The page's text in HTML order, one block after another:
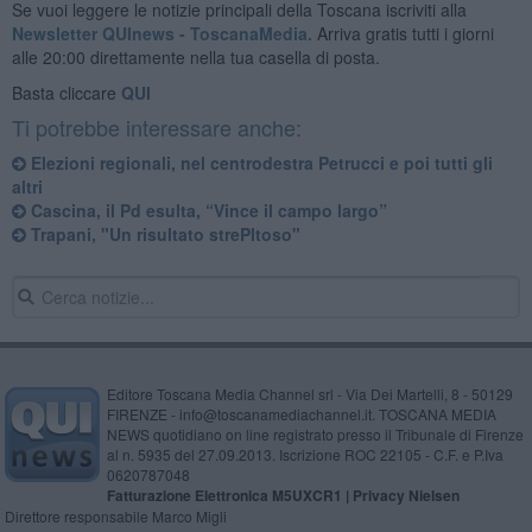
Se vuoi leggere le notizie principali della Toscana iscriviti alla
Newsletter QUInews - ToscanaMedia. Arriva gratis tutti i giorni
alle 20:00 direttamente nella tua casella di posta.
Basta cliccare QUI
Ti potrebbe interessare anche:
Elezioni regionali, nel centrodestra Petrucci e poi tutti gli
altri
Cascina, il Pd esulta, “Vince il campo largo”
Trapani, "Un risultato strePItoso"
Editore Toscana Media Channel srl - Via Dei Martelli, 8 - 50129
FIRENZE - info@toscanamediachannel.it. TOSCANA MEDIA
NEWS quotidiano on line registrato presso il Tribunale di Firenze
al n. 5935 del 27.09.2013. Iscrizione ROC 22105 - C.F. e P.Iva
0620787048
Fatturazione Elettronica M5UXCR1 | Privacy Nielsen
Direttore responsabile Marco Migli